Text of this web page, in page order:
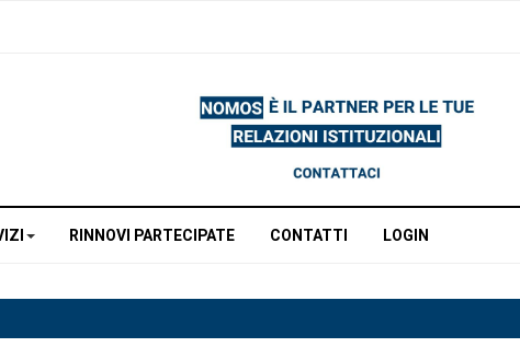
RINNOVI PARTECIPATE CONTATTI LOGIN